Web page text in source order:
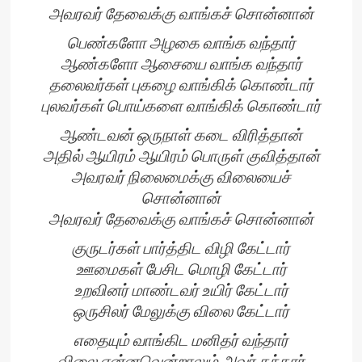
அவரவர் தேவைக்கு வாங்கச் சொன்னான்
பெண்களோ அழகை வாங்க வந்தார்
ஆண்களோ ஆசையை வாங்க வந்தார்
தலைவர்கள் புகழை வாங்கிக் கொண்டார்
புலவர்கள் பொய்களை வாங்கிக் கொண்டார்
ஆண்டவன் ஒருநாள் கடை விரித்தான்
அதில் ஆயிரம் ஆயிரம் பொருள் குவித்தான்
அவரவர் நிலைமைக்கு விலையைச்
சொன்னான்
அவரவர் தேவைக்கு வாங்கச் சொன்னான்
குருடர்கள் பார்த்திட விழி கேட்டார்
ஊமைகள் பேசிட மொழி கேட்டார்
உறவினர் மாண்டவர் உயிர் கேட்டார்
ஒருசிலர் மேலுக்கு விலை கேட்டார்
எதையும் வாங்கிட மனிதர் வந்தார்